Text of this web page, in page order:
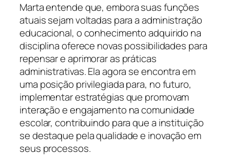
Marta entende que, embora suas funções
atuais sejam voltadas para a administração
educacional, o conhecimento adquirido na
disciplina oferece novas possibilidades para
repensar e aprimorar as práticas
administrativas. Ela agora se encontra em
uma posição privilegiada para, no futuro,
implementar estratégias que promovam
interação e engajamento na comunidade
escolar, contribuindo para que a instituição
se destaque pela qualidade e inovação em
seus processos.